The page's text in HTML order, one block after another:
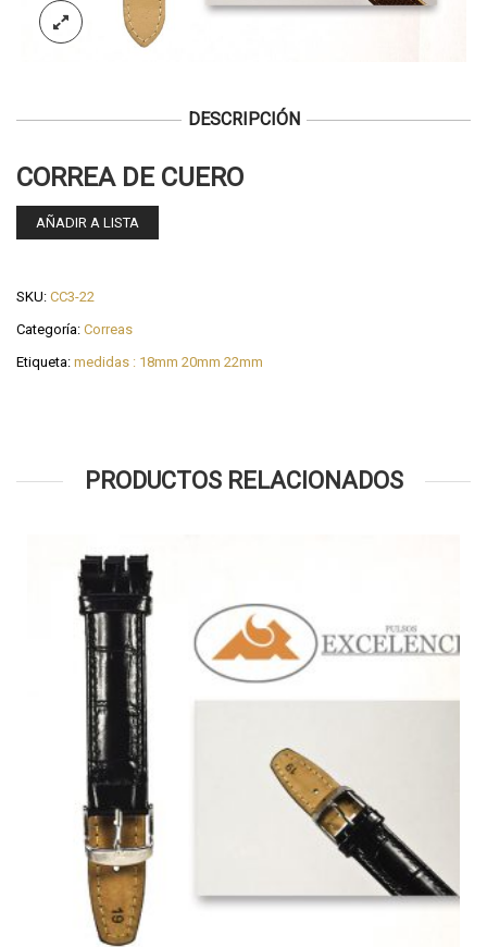
DESCRIPCIÓN
CORREA DE CUERO
AÑADIR A LISTA
SKU: CC3-22
Categoría: Correas
Etiqueta: medidas : 18mm 20mm 22mm
PRODUCTOS RELACIONADOS